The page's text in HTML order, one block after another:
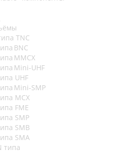
TNC
BNC
MMCX
Mini-UHF
UHF
Mini-SMP
MCX
FME
SMP
SMB
SMA
типа